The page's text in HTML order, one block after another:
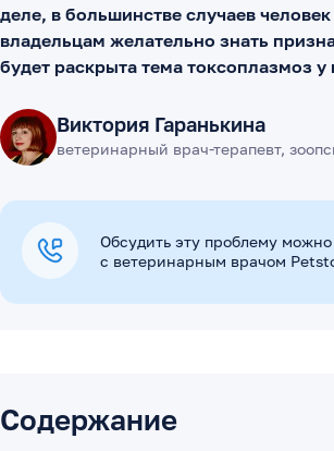
деле, в большинстве случаев
владельцам желательно знать
будет раскрыта тема токсоплазмоз
Виктория Гаранькина
ветеринарный врач-терапевт,
Обсудить эту проблему можно
с ветеринарным врачом
Содержание